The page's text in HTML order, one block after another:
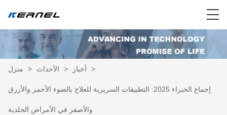
منزل > الأحداث > أخبار >
إجماع الخبراء 2025: التطبيقات السريرية للعلاج بالضوء الأحمر والأزرق
والأصفر في الأمراض الجلدية